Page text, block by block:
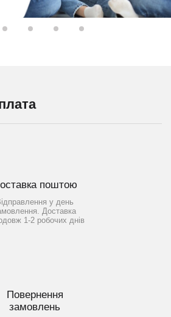
поштою
у день
Доставка
1-2 робочих днів
Повернення
замовлень